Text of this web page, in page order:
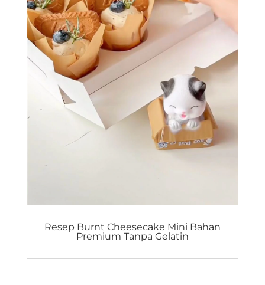
Resep Burnt Cheesecake Mini Bahan
Premium Tanpa Gelatin